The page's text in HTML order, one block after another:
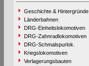
Geschichte & Hintergründe
Länderbahnen
DRG-Einheitslokomotiven
DRG-Zahnradlokomotiven
DRG-Schmalspurlok.
Kriegslokomotiven
Verlagerungsbauten